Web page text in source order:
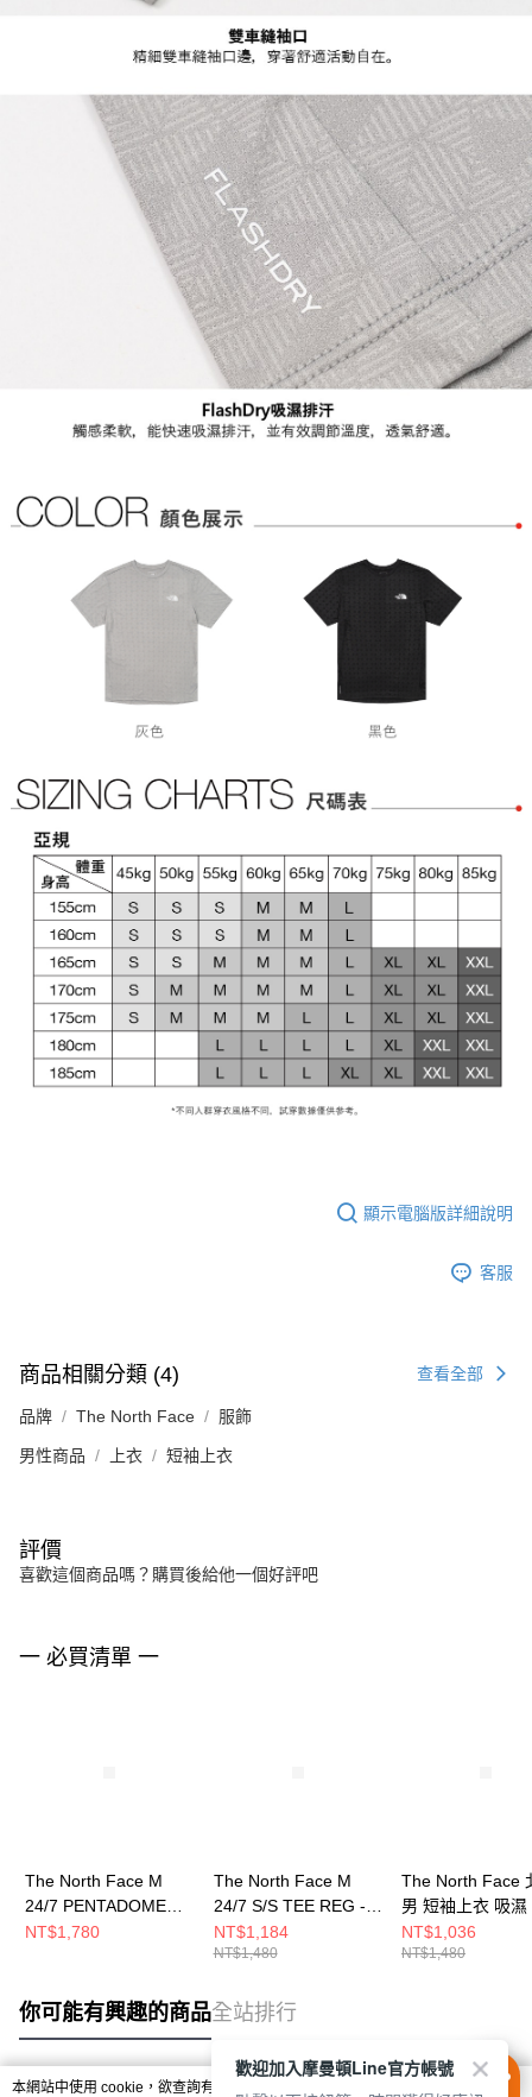
顯示電腦版詳細說明
客服
商品相關分類 (4) 查看全部
品牌 The North Face 服飾
男性商品 上衣 短袖上衣
評價
喜歡這個商品嗎？購買後給他一個好評吧
一 必買清單 一
The North Face M
24/7 PENTADOME
EMBOSSED REG
NT$1,780
The North Face M
24/7 S/S TEE REG -
AP 男 短袖上衣
NF0A8DG60UZ
NT$1,184
NT$1,480
The North Face
男 短袖上衣 吸濕
M 24/7 S/S TEE
- AP
NT$1,036
NT$1,480
你可能有興趣的商品全站排行
本網站中使用 cookie，欲查詢有關本網站使用 cookie 方式之詳情，及若您不希
歡迎加入摩曼頓Line官方帳號